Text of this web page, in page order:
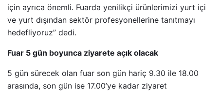
için ayrıca önemli. Fuarda yenilikçi ürünlerimizi yurt içi
ve yurt dışından sektör profesyonellerine tanıtmayı
hedefliyoruz” dedi.
Fuar 5 gün boyunca ziyarete açık olacak
5 gün sürecek olan fuar son gün hariç 9.30 ile 18.00
arasında, son gün ise 17.00’ye kadar ziyaret